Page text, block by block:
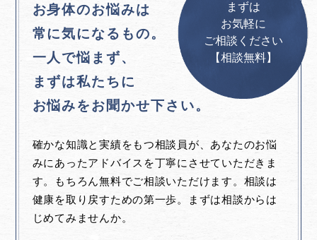
お身体のお悩みは
常に気になるもの。
一人で悩まず、
まずは私たちに
お悩みをお聞かせ下さい。
確かな知識と実績をもつ相談員が、あなたのお悩
みにあったアドバイスを丁寧にさせていただきま
す。もちろん無料でご相談いただけます。相談は
健康を取り戻すための第一歩。まずは相談からは
じめてみませんか。
まずは
お気軽に
ご相談ください
【相談無料】